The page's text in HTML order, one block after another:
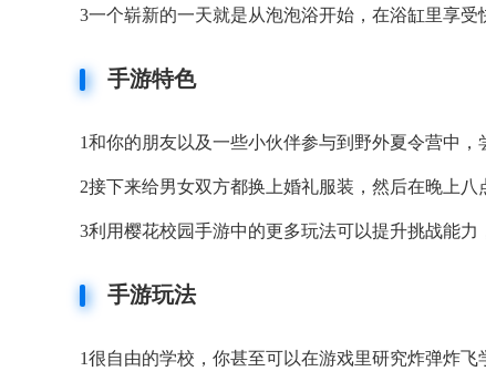
3一个崭新的一天就是从泡泡浴开始，在浴缸里享受
手游特色
1和你的朋友以及一些小伙伴参与到野外夏令营中，
2接下来给男女双方都换上婚礼服装，然后在晚上八
3利用樱花校园手游中的更多玩法可以提升挑战能力
手游玩法
1很自由的学校，你甚至可以在游戏里研究炸弹炸飞